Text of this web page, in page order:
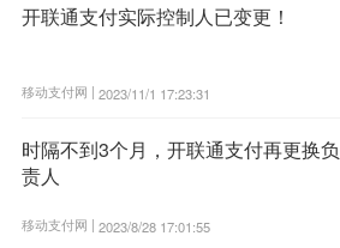
开联通支付实际控制人已变更！
移动支付网 | 2023/11/1 17:23:31
时隔不到3个月，开联通支付再更换负
责人
移动支付网 | 2023/8/28 17:01:55